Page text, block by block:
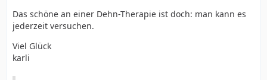
Das schöne an einer Dehn-Therapie ist doch: man kann es
jederzeit versuchen.
Viel Glück
karli